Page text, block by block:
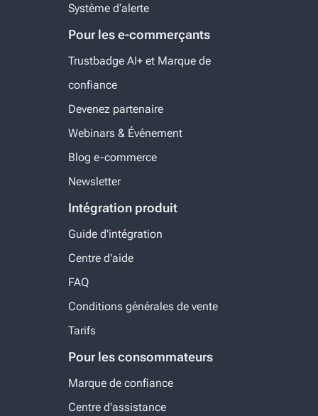
Système d‘alerte
Pour les e-commerçants
Trustbadge AI+ et Marque de
confiance
Devenez partenaire
Webinars & Événement
Blog e-commerce
Newsletter
Intégration produit
Guide d'intégration
Centre d'aide
FAQ
Conditions générales de vente
Tarifs
Pour les consommateurs
Marque de confiance
Centre d'assistance